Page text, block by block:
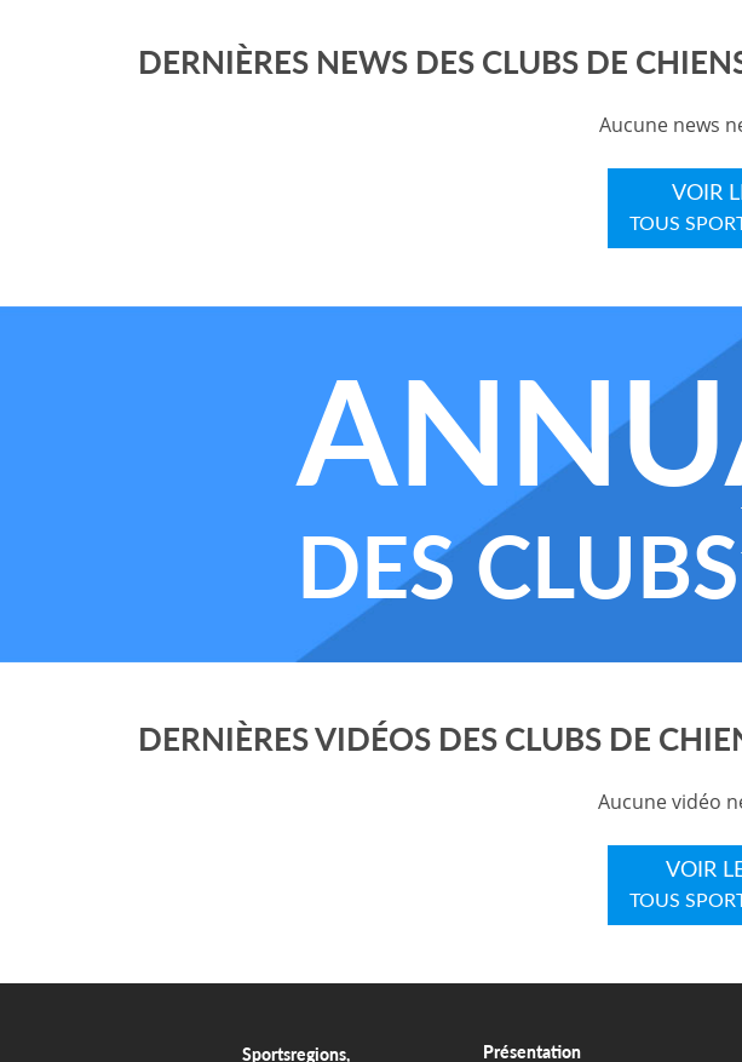
DERNIÈRES NEWS DES CLUBS DE
Aucune news
VOIR
TOUS
DES CLUBS
DERNIÈRES VIDÉOS DES CLUBS DE
Aucune vidéo
VOIR
TOUS
Sportsregions, Présentation